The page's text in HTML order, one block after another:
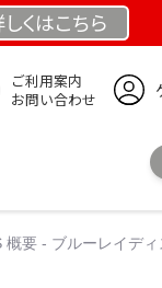
くはこちら
ご利用案内
お問い合わせ
要 - ブルーレイデ